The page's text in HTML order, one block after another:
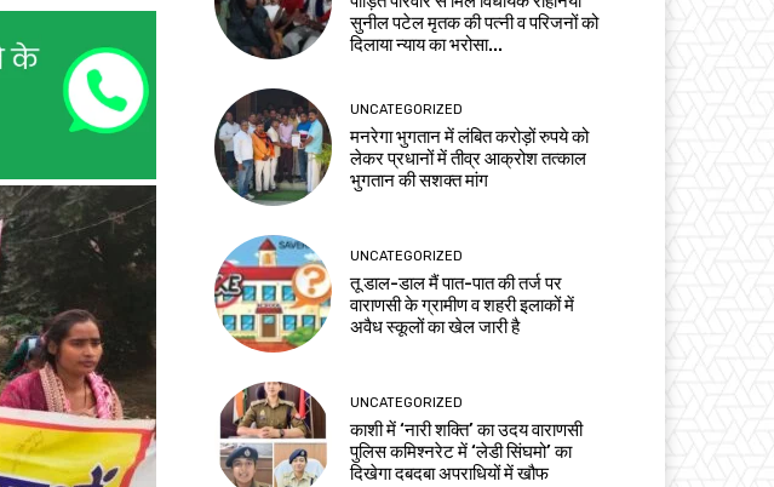
सुनील पटेल मृतक की पत्नी व परिजनों को
दिलाया न्याय का भरोसा...
UNCATEGORIZED
मनरेगा भुगतान में लंबित करोड़ों रुपये को
लेकर प्रधानों में तीव्र आक्रोश तत्काल
भुगतान की सशक्त मांग
UNCATEGORIZED
तू डाल-डाल मैं पात-पात की तर्ज पर
वाराणसी के ग्रामीण व शहरी इलाकों में
अवैध स्कूलों का खेल जारी है
UNCATEGORIZED
काशी में ‘नारी शक्ति’ का उदय वाराणसी
पुलिस कमिश्नरेट में ‘लेडी सिंघमो’ का
दिखेगा दबदबा अपराधियों में खौफ